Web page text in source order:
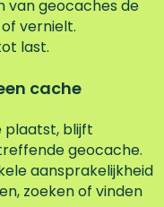
van geocaches de
vernielt.
last.
cache
plaatst, blijft
geocache.
aansprakelijkheid
zoeken of vinden